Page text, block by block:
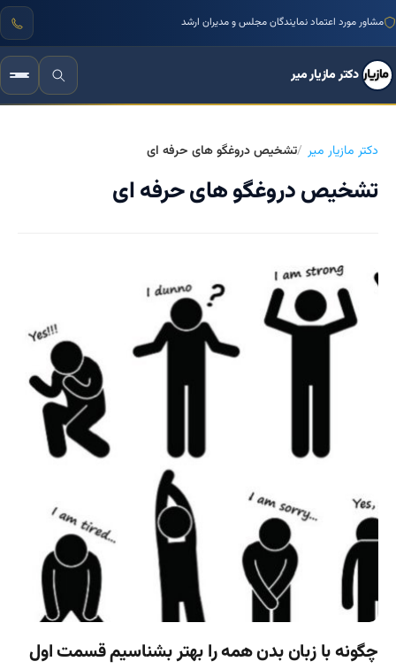
مشاور مورد اعتماد نمایندگان مجلس و مدیران ارشد
دکتر مازیار میر
دکتر مازیار میر تشخیص دروغگو های حرفه ای
تشخیص دروغگو های حرفه ای
چگونه با زبان بدن همه را بهتر بشناسیم قسمت اول